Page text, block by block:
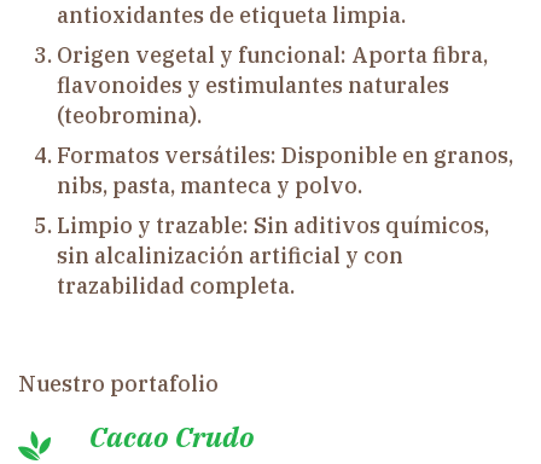
antioxidantes de etiqueta limpia.
Origen vegetal y funcional: Aporta fibra,
flavonoides y estimulantes naturales
(teobromina).
Formatos versátiles: Disponible en granos,
nibs, pasta, manteca y polvo.
Limpio y trazable: Sin aditivos químicos,
sin alcalinización artificial y con
trazabilidad completa.
Nuestro portafolio
Cacao Crudo